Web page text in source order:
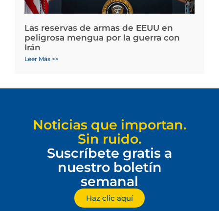
Las reservas de armas de EEUU en
peligrosa mengua por la guerra con
Irán
Leer Más >>
Noticias que importan.
Sin ruido.
Suscríbete gratis a
nuestro boletín
semanal
Haz clic aquí